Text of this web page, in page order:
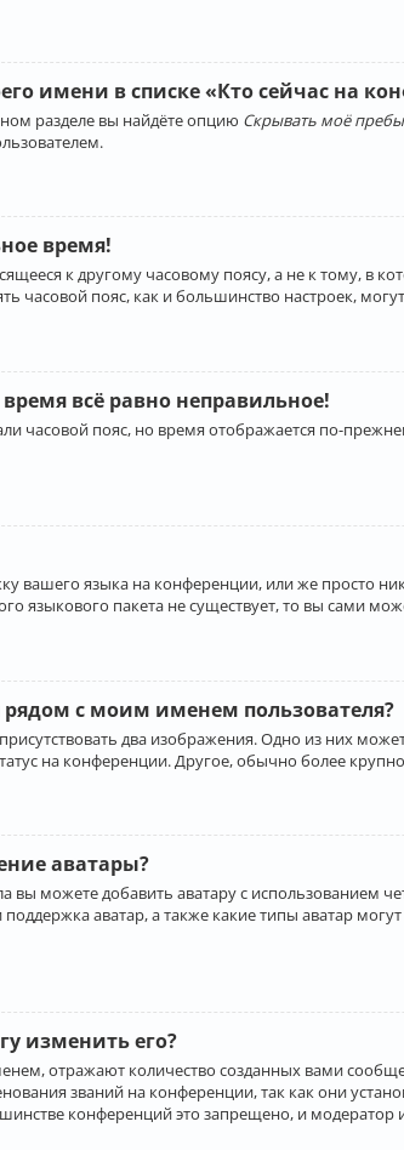
имени в списке «Кто сейчас на
разделе вы найдёте опцию Скрывать моё
время!
к другому часовому поясу, а не к тому, в
часовой пояс, как и большинство настроек,
всё равно неправильное!
часовой пояс, но время отображается по-
вашего языка на конференции, или же просто
языкового пакета не существует, то вы сами
с моим именем пользователя?
два изображения. Одно из них
на конференции. Другое, обычно более
аватары?
вы можете добавить аватару с использованием
аватар, а также какие типы аватар
изменить его?
отражают количество созданных вами
званий на конференции, так как они
конференций это запрещено, и